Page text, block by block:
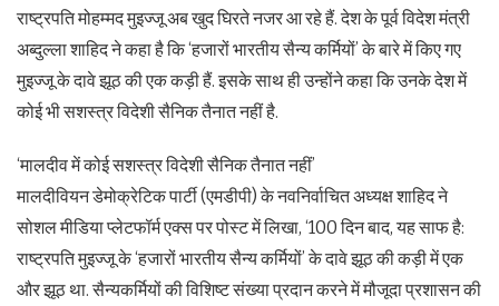
राष्ट्रपति मोहम्मद मुइज्जू अब खुद घिरते नजर आ रहे हैं. देश के पूर्व विदेश मंत्री
अब्दुल्ला शाहिद ने कहा है कि ‘हजारों भारतीय सैन्य कर्मियों’ के बारे में किए गए
मुइज्जू के दावे झूठ की एक कड़ी हैं. इसके साथ ही उन्होंने कहा कि उनके देश में
कोई भी सशस्त्र विदेशी सैनिक तैनात नहीं है.
‘मालदीव में कोई सशस्त्र विदेशी सैनिक तैनात नहीं’
मालदीवियन डेमोक्रेटिक पार्टी (एमडीपी) के नवनिर्वाचित अध्यक्ष शाहिद ने
सोशल मीडिया प्लेटफॉर्म एक्स पर पोस्ट में लिखा, ‘100 दिन बाद, यह साफ है:
राष्ट्रपति मुइज्जू के ‘हजारों भारतीय सैन्य कर्मियों’ के दावे झूठ की कड़ी में एक
और झूठ था. सैन्यकर्मियों की विशिष्ट संख्या प्रदान करने में मौजूदा प्रशासन की